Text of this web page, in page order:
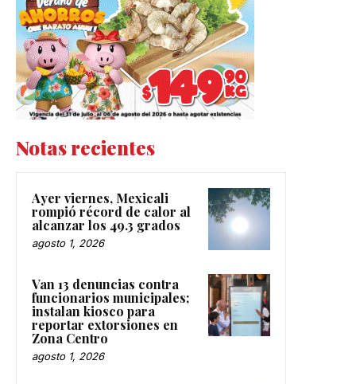
Notas recientes
Ayer viernes, Mexicali
rompió récord de calor al
alcanzar los 49.3 grados
agosto 1, 2026
Van 13 denuncias contra
funcionarios municipales;
instalan kiosco para
reportar extorsiones en
Zona Centro
agosto 1, 2026